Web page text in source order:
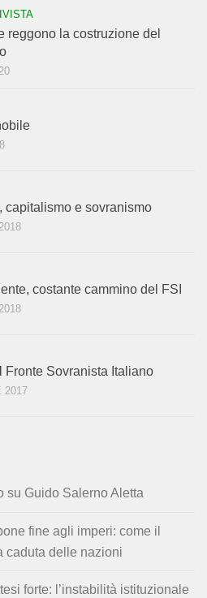
reggono la costruzione del
capitalismo e sovranismo
costante cammino del FSI
Fronte Sovranista Italiano
2017
su Guido Salerno Aletta
fine agli imperi: come il
caduta delle nazioni
forte: l’instabilità istituzionale